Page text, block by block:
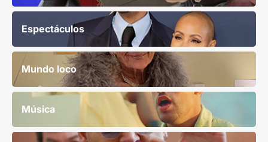
Espectáculos
Mundo loco
Música